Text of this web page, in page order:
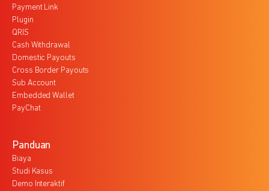
Payment Link
Plugin
QRIS
Cash Withdrawal
Domestic Payouts
Cross Border Payouts
Sub Account
Embedded Wallet
PayChat
Panduan
Biaya
Studi Kasus
Demo Interaktif